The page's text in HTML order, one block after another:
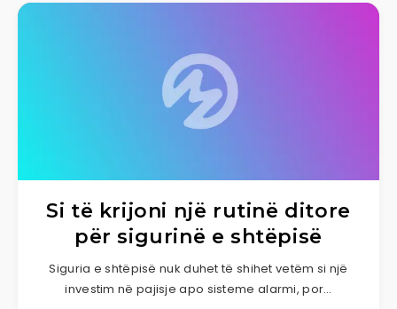
Si të krijoni një rutinë ditore
për sigurinë e shtëpisë
Siguria e shtëpisë nuk duhet të shihet vetëm si një
investim në pajisje apo sisteme alarmi, por…